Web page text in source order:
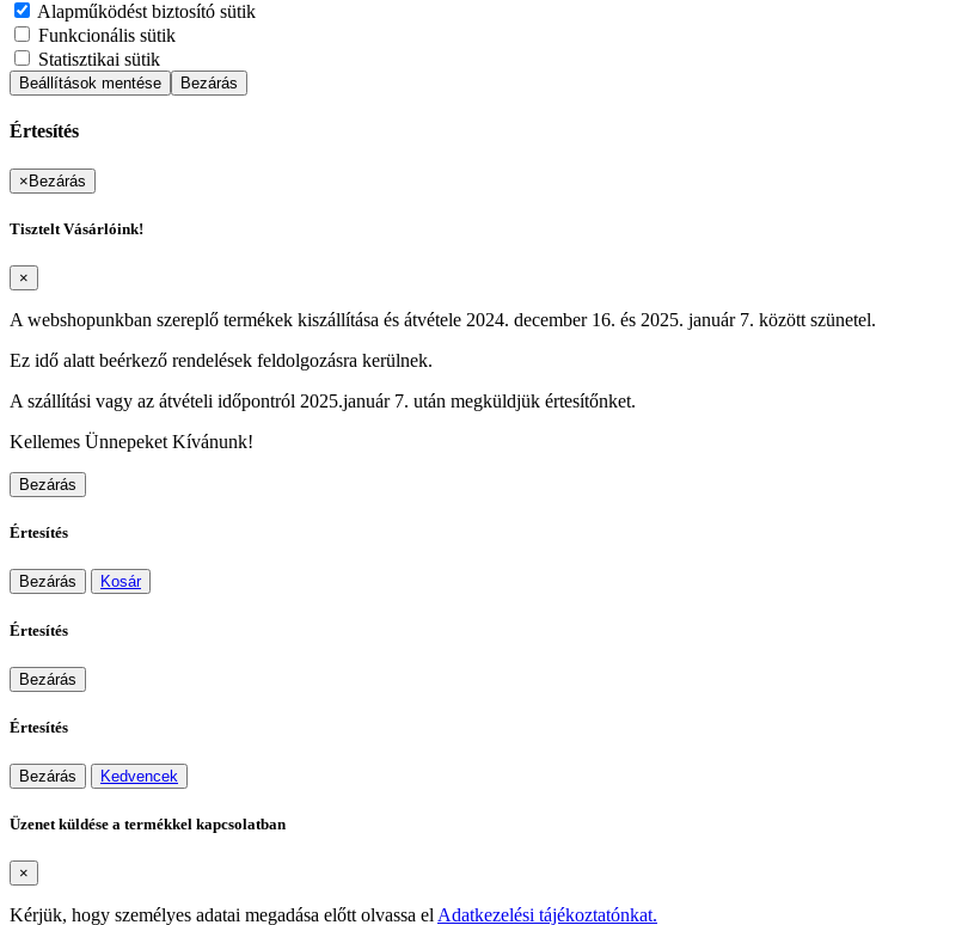
Alapműködést biztosító sütik
Funkcionális sütik
Statisztikai sütik
Beállítások mentése Bezárás
Értesítés
× Bezárás
Tisztelt Vásárlóink!
×
A webshopunkban szereplő termékek kiszállítása és átvétele 2024. december 16. és 2025. január 7. között szünetel.
Ez idő alatt beérkező rendelések feldolgozásra kerülnek.
A szállítási vagy az átvételi időpontról 2025.január 7. után megküldjük értesítőnket.
Kellemes Ünnepeket Kívánunk!
Bezárás
Értesítés
Bezárás Kosár
Értesítés
Bezárás
Értesítés
Bezárás Kedvencek
Üzenet küldése a termékkel kapcsolatban
×
Kérjük, hogy személyes adatai megadása előtt olvassa elAdatkezelési tájékoztatónkat.